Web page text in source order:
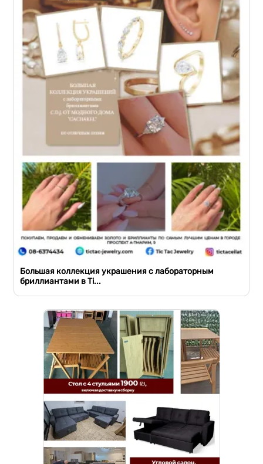
Большая коллекция украшения с лабораторным
бриллиантами в Ti...